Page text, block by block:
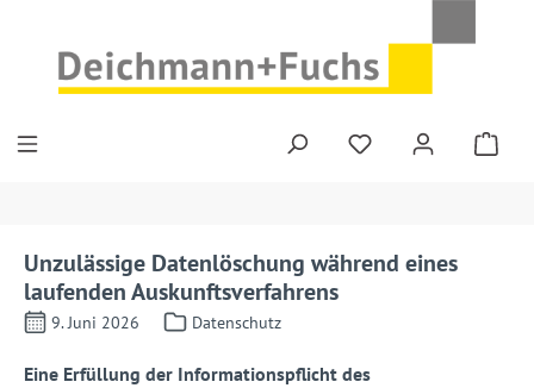
Unzulässige Datenlöschung während eines
laufenden Auskunftsverfahrens
9. Juni 2026 Datenschutz
Eine Erfüllung der Informationspflicht des